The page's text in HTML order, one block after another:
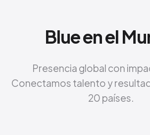
Blue en el
Presencia global con
Conectamos talento y
20 países.